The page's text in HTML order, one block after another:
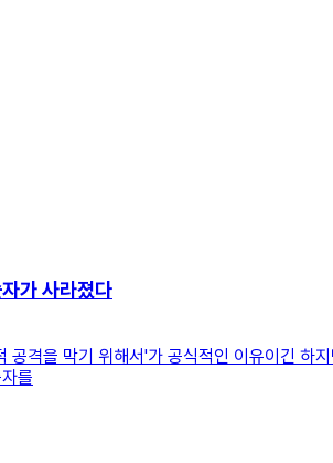
가 사라졌다
공격을 막기 위해서'가 공식적인 이유이긴 하
를